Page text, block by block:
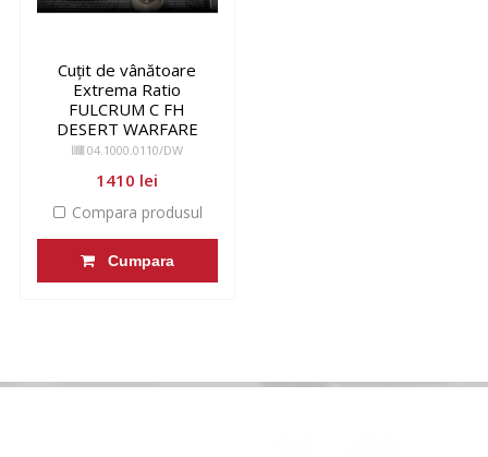
Cuțit de vânătoare
Extrema Ratio
FULCRUM C FH
DESERT WARFARE
04.1000.0110/DW
1410 lei
Compara produsul
Cumpara